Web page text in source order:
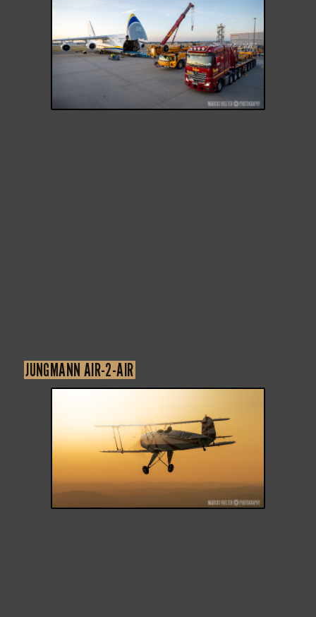
JUNGMANN AIR-2-AIR